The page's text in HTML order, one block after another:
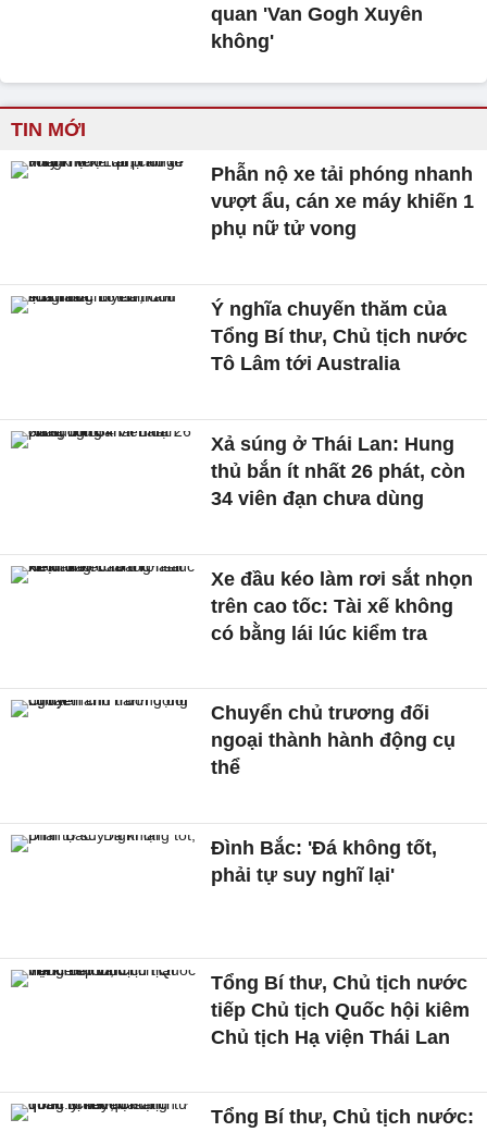
quan 'Van Gogh Xuyên
không'
TIN MỚI
Phẫn nộ xe tải phóng nhanh
vượt ẩu, cán xe máy khiến 1
phụ nữ tử vong
Ý nghĩa chuyến thăm của
Tổng Bí thư, Chủ tịch nước
Tô Lâm tới Australia
Xả súng ở Thái Lan: Hung
thủ bắn ít nhất 26 phát, còn
34 viên đạn chưa dùng
Xe đầu kéo làm rơi sắt nhọn
trên cao tốc: Tài xế không
có bằng lái lúc kiểm tra
Chuyển chủ trương đối
ngoại thành hành động cụ
thể
Đình Bắc: 'Đá không tốt,
phải tự suy nghĩ lại'
Tổng Bí thư, Chủ tịch nước
tiếp Chủ tịch Quốc hội kiêm
Chủ tịch Hạ viện Thái Lan
Tổng Bí thư, Chủ tịch nước: